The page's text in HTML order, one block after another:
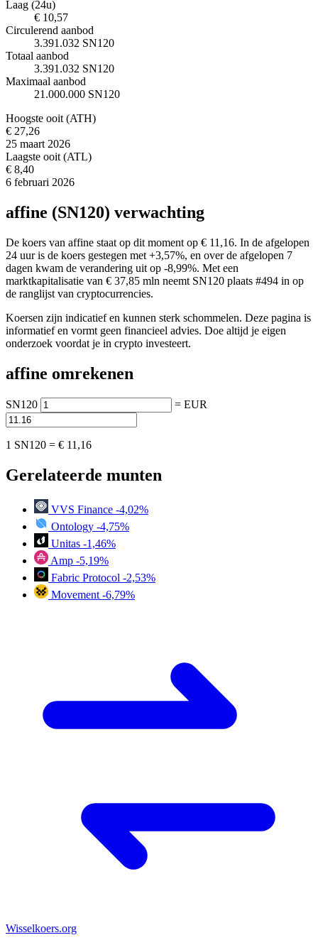
Laag (24u)
€ 10,57
Circulerend aanbod
3.391.032 SN120
Totaal aanbod
3.391.032 SN120
Maximaal aanbod
21.000.000 SN120
Hoogste ooit (ATH)
€ 27,26
25 maart 2026
Laagste ooit (ATL)
€ 8,40
6 februari 2026
affine (SN120) verwachting
De koers van affine staat op dit moment op € 11,16. In de afgelopen
24 uur is de koers gestegen met +3,57%, en over de afgelopen 7
dagen kwam de verandering uit op -8,99%. Met een
marktkapitalisatie van € 37,85 mln neemt SN120 plaats #494 in op
de ranglijst van cryptocurrencies.
Koersen zijn indicatief en kunnen sterk schommelen. Deze pagina is
informatief en vormt geen financieel advies. Doe altijd je eigen
onderzoek voordat je in crypto investeert.
affine omrekenen
SN120 = EUR
1 SN120 = € 11,16
Gerelateerde munten
VVS Finance -4,02%
Ontology -4,75%
Unitas -1,46%
Amp -5,19%
Fabric Protocol -2,53%
Movement -6,79%
Wisselkoers.org